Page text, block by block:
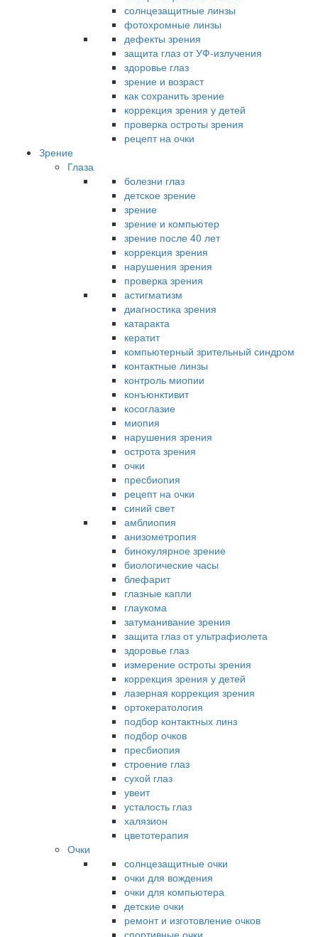
солнцезащитные линзы
фотохромные линзы
дефекты зрения
защита глаз от УФ-излучения
здоровье глаз
зрение и возраст
как сохранить зрение
коррекция зрения у детей
проверка остроты зрения
рецепт на очки
Зрение
Глаза
болезни глаз
детское зрение
зрение
зрение и компьютер
зрение после 40 лет
коррекция зрения
нарушения зрения
проверка зрения
астигматизм
диагностика зрения
катаракта
кератит
компьютерный зрительный синдром
контактные линзы
контроль миопии
конъюнктивит
косоглазие
миопия
нарушения зрения
острота зрения
очки
пресбиопия
рецепт на очки
синий свет
амблиопия
анизометропия
бинокулярное зрение
биологические часы
блефарит
глазные капли
глаукома
затуманивание зрения
защита глаз от ультрафиолета
здоровье глаз
измерение остроты зрения
коррекция зрения у детей
лазерная коррекция зрения
ортокератология
подбор контактных линз
подбор очков
пресбиопия
строение глаз
сухой глаз
увеит
усталость глаз
халязион
цветотерапия
Очки
солнцезащитные очки
очки для вождения
очки для компьютера
детские очки
ремонт и изготовление очков